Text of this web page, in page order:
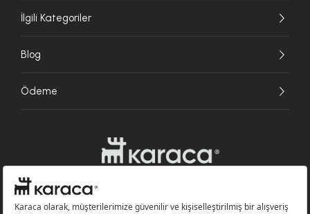
İlgili Kategoriler
Blog
Ödeme